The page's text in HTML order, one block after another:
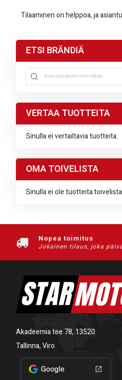
Tilaaminen on helppoa, ja
ETSI BRÄNDIÄ
VERTAA TUOTTEITA
Sinulla ei vertailtavia tuotteita.
OMA TOIVELISTA
Sinulla ei ole tuotteita
Nopea toimitus
Jokainen tilaus, joka
Akadeemia tee 78, 13520
Tallinna, Viro